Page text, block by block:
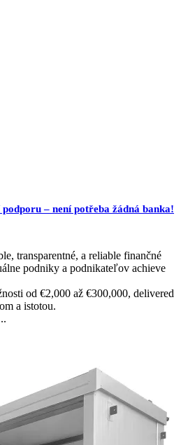
– není potřeba žádná banka!
transparentné, a reliable finančné
podniky a podnikateľov achieve
od €2,000 až €300,000, delivered
a istotou.